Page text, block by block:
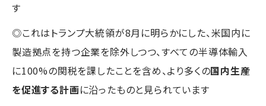
す
◎これはトランプ大統領が8月に明らかにした、米国内に
製造拠点を持つ企業を除外しつつ、すべての半導体輸入
に100%の関税を課したことを含め、より多くの国内生産
を促進する計画に沿ったものと見られています